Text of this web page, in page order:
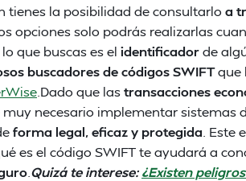
tienes la posibilidad de consultarlo a
opciones solo podrás realizarlas
lo que buscas es el identificadorde
buscadores de códigos SWIFTque
.Dado que lastransacciones
muy necesario implementar sistemas
forma legal, eficaz y protegida .
es el código SWIFT te ayudará a
Quizá te interese:¿Existen